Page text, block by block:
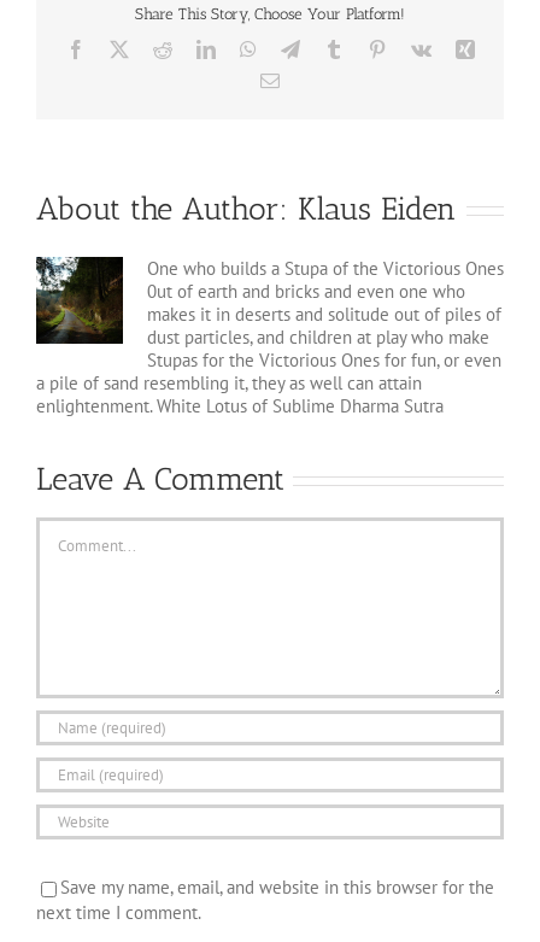
Share This Story, Choose Your Platform!
Facebook RedditLinkedInWhatsApp
TelegramTumblr Pinterest
Vk
Email
About the Author: Klaus Eiden
One who builds a Stupa of the Victorious Ones
0ut of earth and bricks and even one who
makes it in deserts and solitude out of piles of
dust particles, and children at play who make
Stupas for the Victorious Ones for fun, or even
a pile of sand resembling it, they as well can attain
enlightenment. White Lotus of Sublime Dharma Sutra
Leave A Comment
Comment
Save my name, email, and website in this browser for the
next time I comment.